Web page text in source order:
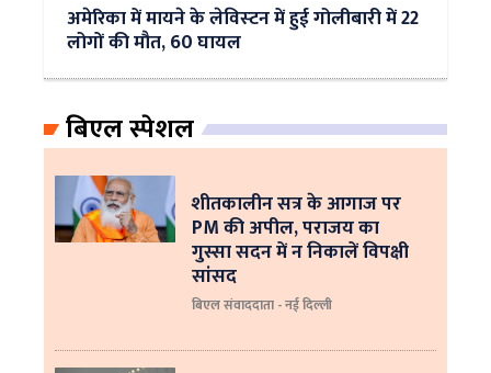
अमेरिका में मायने के लेविस्‍टन में हुई गोलीबारी में 22
लोगों की मौत, 60 घायल
बिएल स्पेशल
शीतकालीन सत्र के आगाज पर
PM की अपील, पराजय का
गुस्सा सदन में न निकालें विपक्षी
सांसद
बिएल संवाददाता - नई दिल्ली